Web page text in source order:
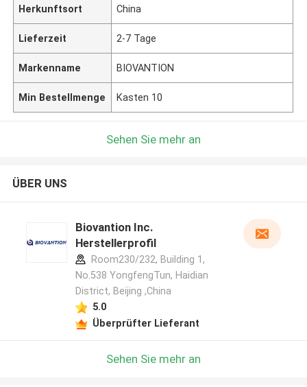
Herkunftsort China
Lieferzeit 2-7 Tage
Markenname BIOVANTION
Min Bestellmenge Kasten 10
Sehen Sie mehr an
ÜBER UNS
Biovantion Inc.
Herstellerprofil
Room230/232, Building 1,
No.538 YongfengTun, Haidian
District, Beijing ,China
5.0
Überprüfter Lieferant
Sehen Sie mehr an